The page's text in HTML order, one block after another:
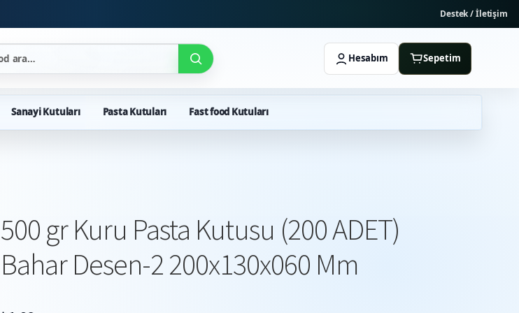
Destek / İletişim
Hesabım Sepetim
Sanayi Kutuları Pasta Kutuları Fast food Kutuları
500 gr Kuru Pasta Kutusu (200 ADET)
Bahar Desen-2 200x130x060 Mm